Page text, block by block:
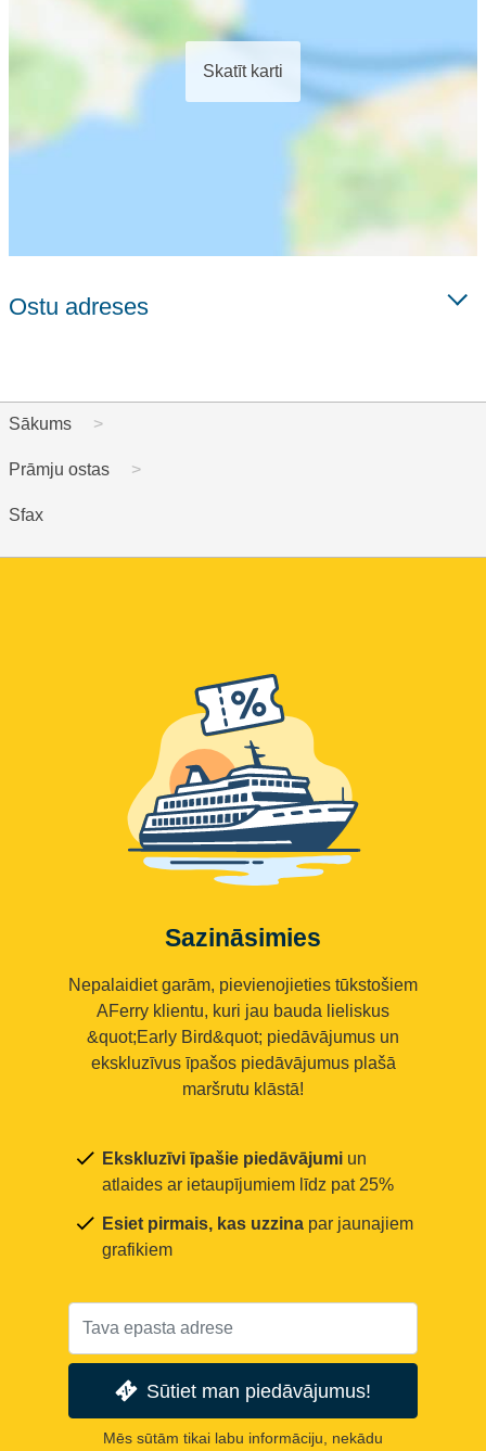
Skatīt karti
Ostu adreses
Sākums
Prāmju ostas
Sfax
Sazināsimies
Nepalaidiet garām, pievienojieties tūkstošiem
AFerry klientu, kuri jau bauda lieliskus
&quot;Early Bird&quot; piedāvājumus un
ekskluzīvus īpašos piedāvājumus plašā
maršrutu klāstā!
Ekskluzīvi īpašie piedāvājumi un
atlaides ar ietaupījumiem līdz pat 25%
Esiet pirmais, kas uzzina par jaunajiem
grafikiem
Sūtiet man piedāvājumus!
Mēs sūtām tikai labu informāciju, nekādu